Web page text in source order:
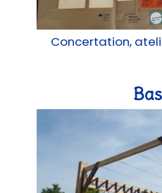
Concertation,